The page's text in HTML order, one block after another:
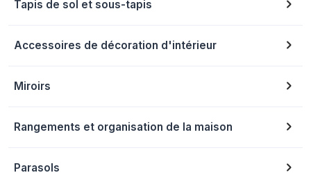
Tapis de sol et sous-tapis
Accessoires de décoration d'intérieur
Miroirs
Rangements et organisation de la maison
Parasols